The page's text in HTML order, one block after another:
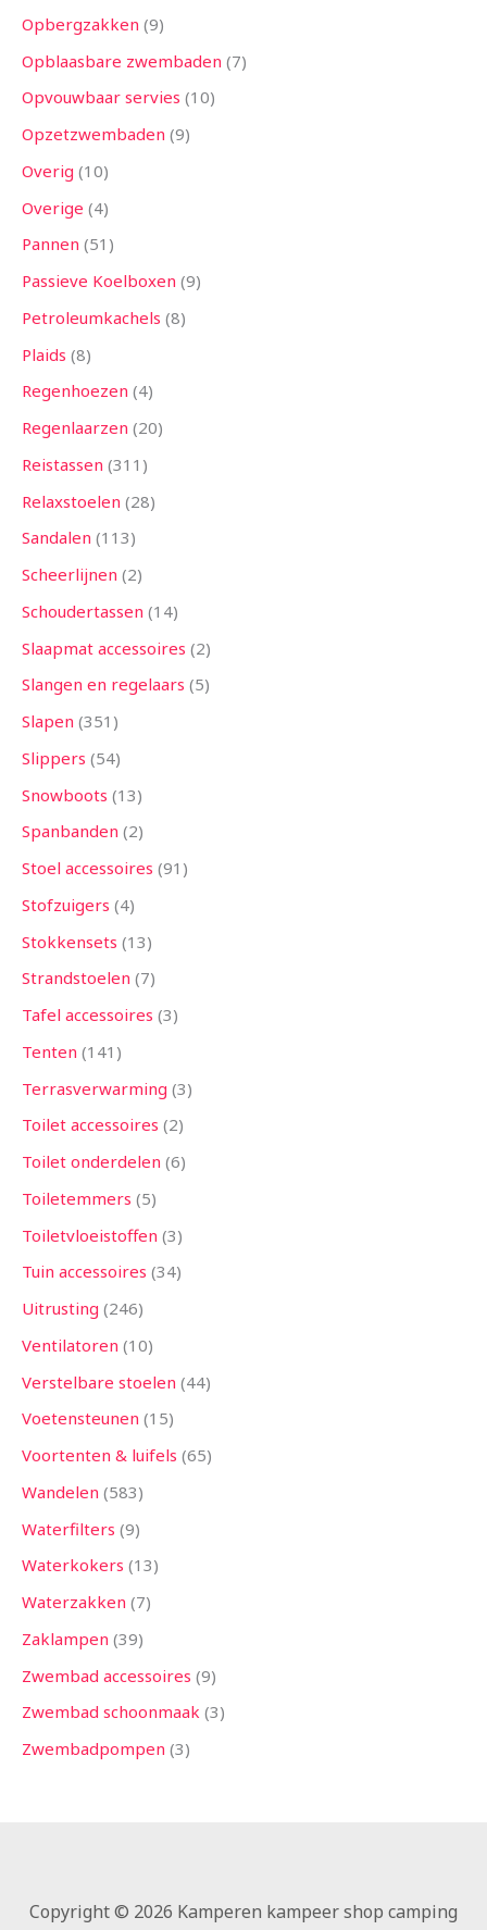
Opbergzakken 9
Opblaasbare zwembaden 7
Opvouwbaar servies 10
Opzetzwembaden 9
Overig 10
Overige 4
Pannen 51
Passieve Koelboxen 9
Petroleumkachels 8
Plaids 8
Regenhoezen 4
Regenlaarzen 20
Reistassen 311
Relaxstoelen 28
Sandalen 113
Scheerlijnen 2
Schoudertassen 14
Slaapmat accessoires 2
Slangen en regelaars 5
Slapen 351
Slippers 54
Snowboots 13
Spanbanden 2
Stoel accessoires 91
Stofzuigers 4
Stokkensets 13
Strandstoelen 7
Tafel accessoires 3
Tenten 141
Terrasverwarming 3
Toilet accessoires 2
Toilet onderdelen 6
Toiletemmers 5
Toiletvloeistoffen 3
Tuin accessoires 34
Uitrusting 246
Ventilatoren 10
Verstelbare stoelen 44
Voetensteunen 15
Voortenten & luifels 65
Wandelen 583
Waterfilters 9
Waterkokers 13
Waterzakken 7
Zaklampen 39
Zwembad accessoires 9
Zwembad schoonmaak 3
Zwembadpompen 3
Copyright © 2026 Kamperen kampeer shop camping